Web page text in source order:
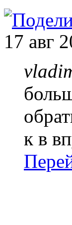
17 авг
к в